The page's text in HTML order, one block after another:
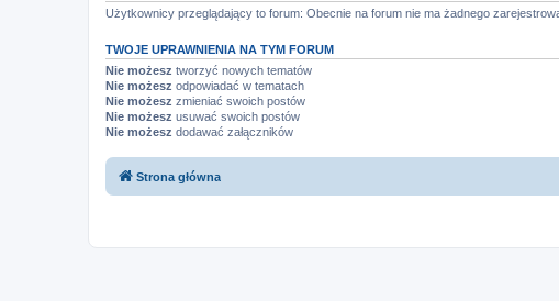
Użytkownicy przeglądający to forum: Obecnie na forum nie ma żadnego
TWOJE UPRAWNIENIA NA TYM FORUM
Nie możesz tworzyć nowych tematów
Nie możesz odpowiadać w tematach
Nie możesz zmieniać swoich postów
Nie możesz usuwać swoich postów
Nie możesz dodawać załączników
Strona główna